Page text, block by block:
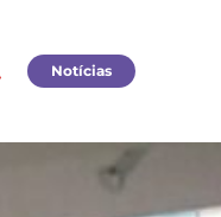
Notícias